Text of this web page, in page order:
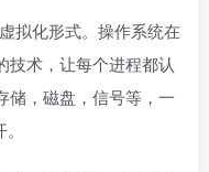
拟化形式。操作系统在
技术，让每个进程都认
储，磁盘，信号等，一